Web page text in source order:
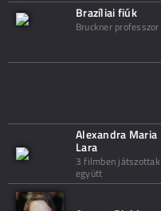
Brazíliai fiúk
Bruckner professzor
Alexandra Maria
Lara
3 filmben játszottak
együtt